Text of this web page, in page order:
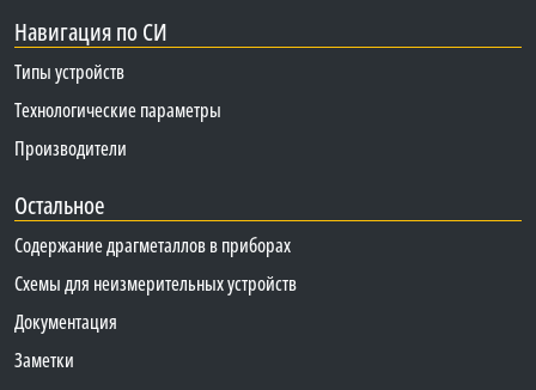
Навигация по СИ
Типы устройств
Технологические параметры
Производители
Остальное
Содержание драгметаллов в приборах
Схемы для неизмерительных устройств
Документация
Заметки